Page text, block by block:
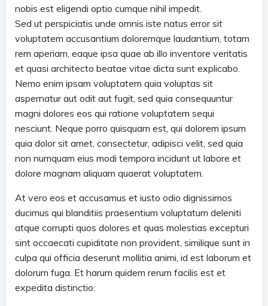
nobis est eligendi optio cumque nihil impedit.
Sed ut perspiciatis unde omnis iste natus error sit
voluptatem accusantium doloremque laudantium, totam
rem aperiam, eaque ipsa quae ab illo inventore veritatis
et quasi architecto beatae vitae dicta sunt explicabo.
Nemo enim ipsam voluptatem quia voluptas sit
aspernatur aut odit aut fugit, sed quia consequuntur
magni dolores eos qui ratione voluptatem sequi
nesciunt. Neque porro quisquam est, qui dolorem ipsum
quia dolor sit amet, consectetur, adipisci velit, sed quia
non numquam eius modi tempora incidunt ut labore et
dolore magnam aliquam quaerat voluptatem.
At vero eos et accusamus et iusto odio dignissimos
ducimus qui blanditiis praesentium voluptatum deleniti
atque corrupti quos dolores et quas molestias excepturi
sint occaecati cupiditate non provident, similique sunt in
culpa qui officia deserunt mollitia animi, id est laborum et
dolorum fuga. Et harum quidem rerum facilis est et
expedita distinctio.